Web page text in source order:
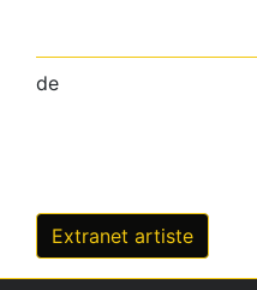
de
Extranet artiste